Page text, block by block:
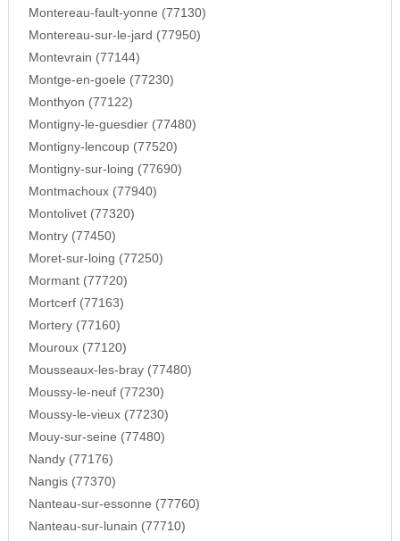
Montereau-fault-yonne (77130)
Montereau-sur-le-jard (77950)
Montevrain (77144)
Montge-en-goele (77230)
Monthyon (77122)
Montigny-le-guesdier (77480)
Montigny-lencoup (77520)
Montigny-sur-loing (77690)
Montmachoux (77940)
Montolivet (77320)
Montry (77450)
Moret-sur-loing (77250)
Mormant (77720)
Mortcerf (77163)
Mortery (77160)
Mouroux (77120)
Mousseaux-les-bray (77480)
Moussy-le-neuf (77230)
Moussy-le-vieux (77230)
Mouy-sur-seine (77480)
Nandy (77176)
Nangis (77370)
Nanteau-sur-essonne (77760)
Nanteau-sur-lunain (77710)